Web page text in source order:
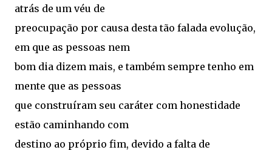
atrás de um véu de
preocupação por causa desta tão falada evolução,
em que as pessoas nem
bom dia dizem mais, e também sempre tenho em
mente que as pessoas
que construíram seu caráter com honestidade
estão caminhando com
destino ao próprio fim, devido a falta de